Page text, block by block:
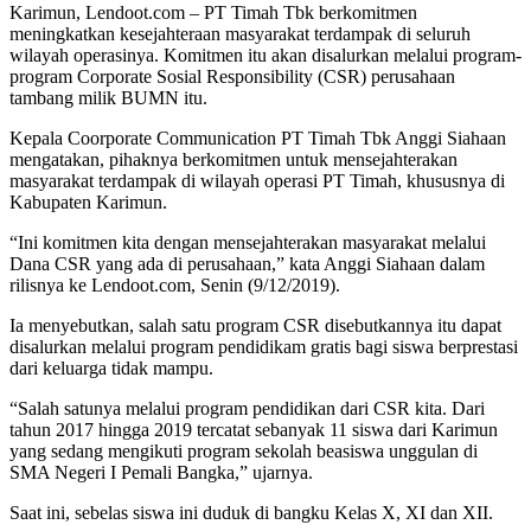
Karimun, Lendoot.com – PT Timah Tbk berkomitmen
meningkatkan kesejahteraan masyarakat terdampak di seluruh
wilayah operasinya. Komitmen itu akan disalurkan melalui program-
program Corporate Sosial Responsibility (CSR) perusahaan
tambang milik BUMN itu.
Kepala Coorporate Communication PT Timah Tbk Anggi Siahaan
mengatakan, pihaknya berkomitmen untuk mensejahterakan
masyarakat terdampak di wilayah operasi PT Timah, khususnya di
Kabupaten Karimun.
“Ini komitmen kita dengan mensejahterakan masyarakat melalui
Dana CSR yang ada di perusahaan,” kata Anggi Siahaan dalam
rilisnya ke Lendoot.com, Senin (9/12/2019).
Ia menyebutkan, salah satu program CSR disebutkannya itu dapat
disalurkan melalui program pendidikam gratis bagi siswa berprestasi
dari keluarga tidak mampu.
“Salah satunya melalui program pendidikan dari CSR kita. Dari
tahun 2017 hingga 2019 tercatat sebanyak 11 siswa dari Karimun
yang sedang mengikuti program sekolah beasiswa unggulan di
SMA Negeri I Pemali Bangka,” ujarnya.
Saat ini, sebelas siswa ini duduk di bangku Kelas X, XI dan XII.